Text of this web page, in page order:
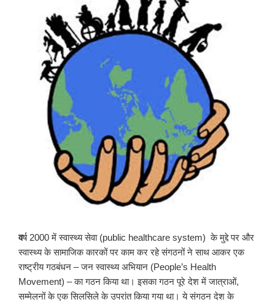
वर्ष 2000 में स्वास्थ्य सेवा (public healthcare system) के मुद्दे पर और
स्वास्थ्य के सामाजिक कारकों पर काम कर रहे संगठनों ने साथ आकर एक
राष्ट्रीय गठबंधन – जन स्वास्थ्य अभियान (People’s Health
Movement) – का गठन किया था। इसका गठन पूरे देश में जात्राओं,
सम्मेलनों के एक सिलसिले के उपरांत किया गया था। ये संगठन देश के